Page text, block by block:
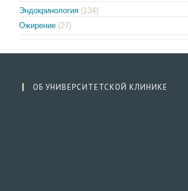
Эндокринология (134)
Ожирение (27)
ОБ УНИВЕРСИТЕТСКОЙ КЛИНИКЕ